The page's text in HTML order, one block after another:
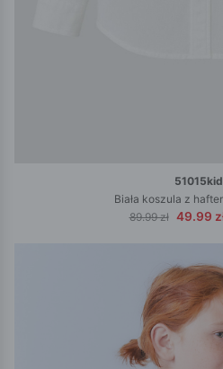
Biała koszula z
89.99 zł 49.99